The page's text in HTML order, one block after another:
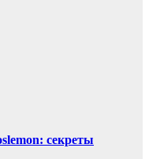
секреты